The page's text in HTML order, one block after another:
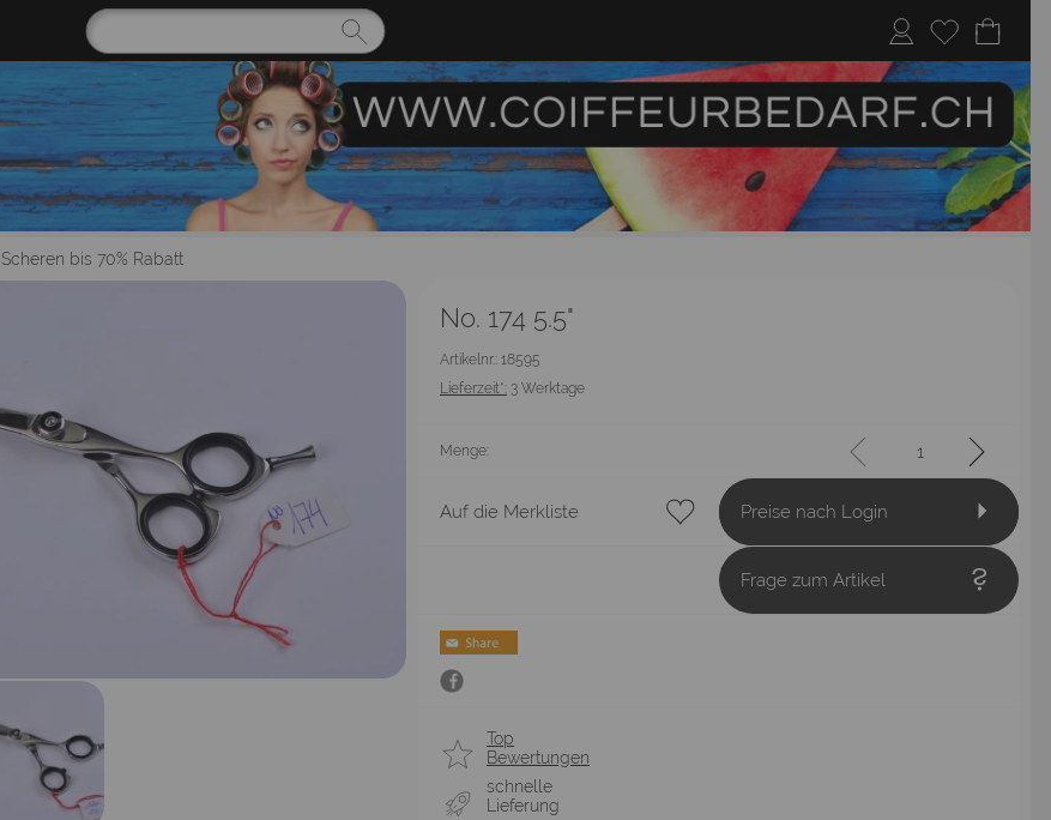
Scheren bis 70% Rabatt
No. 174 5.5"
Artikelnr.: 18595
Lieferzeit*: 3 Werktage
Menge:
Auf die Merkliste Preise nach Login
Frage zum Artikel
Top
Bewertungen
schnelle
Lieferung